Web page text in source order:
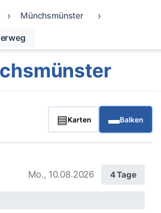
Münchsmünster
▤Karten ▬Balken
Mo., 10.08.2026 4 Tage